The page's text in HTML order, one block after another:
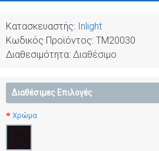
Κατασκευαστής: Inlight
Κωδικός Προϊόντος: TM20030
Διαθεσιμότητα: Διαθέσιμο
Διαθέσιμες Επιλογές
Χρώμα